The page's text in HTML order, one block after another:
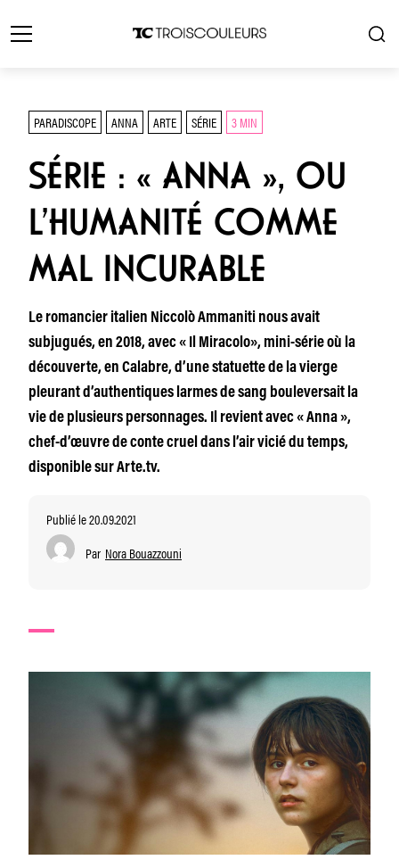
PARADISCOPE ANNA ARTE SÉRIE 3 MIN
SÉRIE : « ANNA », OU
L’HUMANITÉ COMME
MAL INCURABLE
Le romancier italien Niccolò Ammaniti nous avait
subjugués, en 2018, avec « Il Miracolo», mini-série où la
découverte, en Calabre, d’une statuette de la vierge
pleurant d’authentiques larmes de sang bouleversait la
vie de plusieurs personnages. Il revient avec « Anna »,
chef-d’œuvre de conte cruel dans l’air vicié du temps,
disponible sur Arte.tv.
Publié le 20.09.2021
Par Nora Bouazzouni